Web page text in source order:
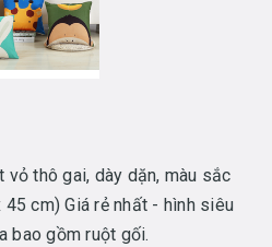
thô gai, dày dặn, màu sắc
cm) Giá rẻ nhất - hình siêu
bao gồm ruột gối.